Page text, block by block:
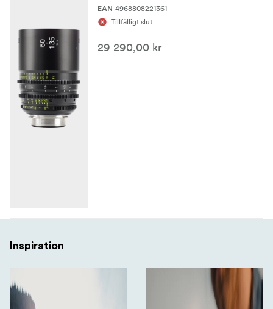
EAN 4968808221361
Tillfälligt slut
29 290,00 kr
Inspiration